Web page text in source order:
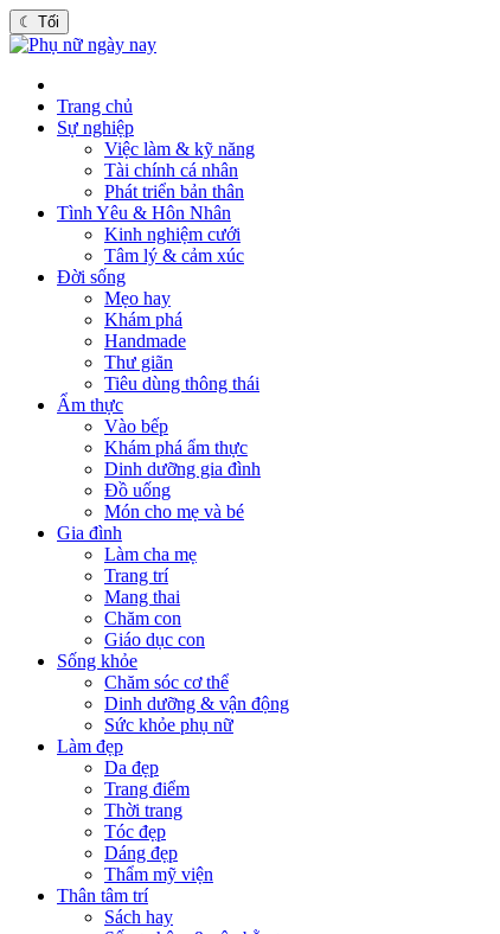
☾ Tối
Trang chủ
Sự nghiệp
Việc làm & kỹ năng
Tài chính cá nhân
Phát triển bản thân
Tình Yêu & Hôn Nhân
Kinh nghiệm cưới
Tâm lý & cảm xúc
Đời sống
Mẹo hay
Khám phá
Handmade
Thư giãn
Tiêu dùng thông thái
Ẩm thực
Vào bếp
Khám phá ẩm thực
Dinh dưỡng gia đình
Đồ uống
Món cho mẹ và bé
Gia đình
Làm cha mẹ
Trang trí
Mang thai
Chăm con
Giáo dục con
Sống khỏe
Chăm sóc cơ thể
Dinh dưỡng & vận động
Sức khỏe phụ nữ
Làm đẹp
Da đẹp
Trang điểm
Thời trang
Tóc đẹp
Dáng đẹp
Thẩm mỹ viện
Thân tâm trí
Sách hay